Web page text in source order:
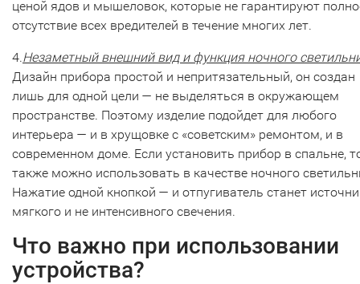
ценой ядов и мышеловок, которые не гарантируют
отсутствие всех вредителей в течение многих лет.
4.Незаметный внешний вид и функция ночного
Дизайн прибора простой и непритязательный, он создан
лишь для одной цели — не выделяться в окружающем
пространстве. Поэтому изделие подойдет для любого
интерьера — и в хрущовке с «советским» ремонтом, и в
современном доме. Если установить прибор в спальне,
также можно использовать в качестве ночного
Нажатие одной кнопкой — и отпугиватель станет
мягкого и не интенсивного свечения.
Что важно при использовании
устройства?